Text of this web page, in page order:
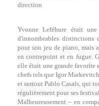
direction
Yvonne Lefébure était
d'innombrables distinctions
pour son jeu de piano, mais
en contrepoint et en fugue.
elle était une grande favorite
chefs tels que Igor
et surtout Pablo Casals, qui
régulièrement pour ses
Malheureusement – ​​en